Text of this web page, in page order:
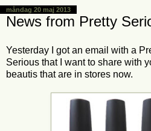
måndag 20 maj 2013
News from Pretty
Yesterday I got an email with a
Serious that I want to share with
beautis that are in stores now.